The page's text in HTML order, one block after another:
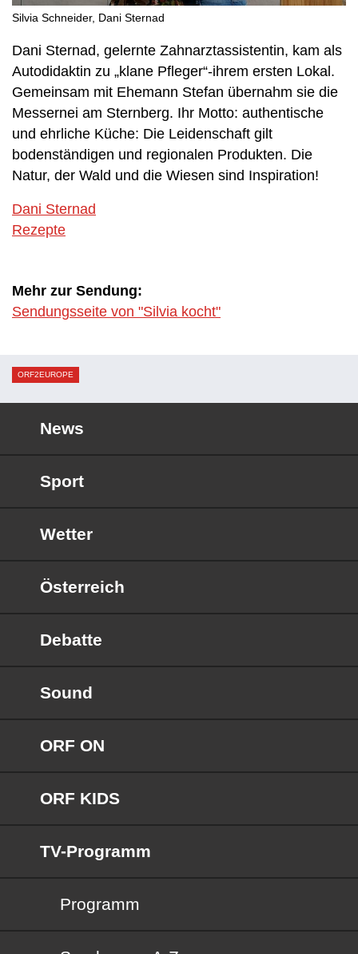
Silvia Schneider, Dani Sternad
Dani Sternad, gelernte Zahnarztassistentin, kam als
Autodidaktin zu „klane Pfleger“-ihrem ersten Lokal.
Gemeinsam mit Ehemann Stefan übernahm sie die
Messernei am Sternberg. Ihr Motto: authentische
und ehrliche Küche: Die Leidenschaft gilt
bodenständigen und regionalen Produkten. Die
Natur, der Wald und die Wiesen sind Inspiration!
Dani Sternad
Rezepte
Mehr zur Sendung:
Sendungsseite von "Silvia kocht"
ORF2EUROPE
News
Sport
Wetter
Österreich
Debatte
Sound
ORF ON
ORF KIDS
TV-Programm
Programm